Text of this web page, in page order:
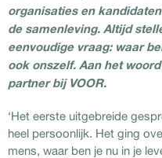
organisaties en
de samenleving. Altijd
eenvoudige vraag: waar
ook onszelf. Aan het
partner bij VOOR.
‘Het eerste uitgebreide
heel persoonlijk. Het ging
mens, waar ben je nu in je